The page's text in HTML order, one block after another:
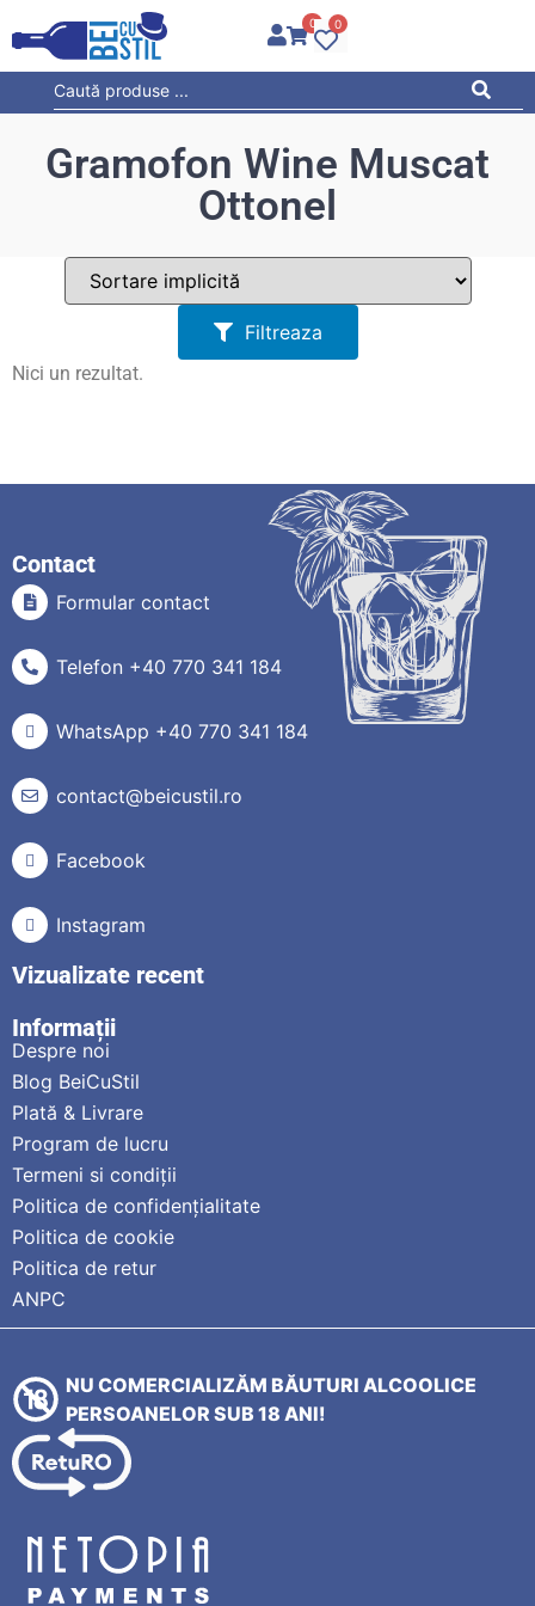
0 0
Gramofon Wine Muscat
Ottonel
Filtreaza
Nici un rezultat.
Contact
Formular contact
Telefon +40 770 341 184
WhatsApp +40 770 341 184
contact@beicustil.ro
Facebook
Instagram
Vizualizate recent
Informații
Despre noi
Blog BeiCuStil
Plată & Livrare
Program de lucru
Termeni si condiții
Politica de confidențialitate
Politica de cookie
Politica de retur
ANPC
NU COMERCIALIZĂM BĂUTURI ALCOOLICE
PERSOANELOR SUB 18 ANI!